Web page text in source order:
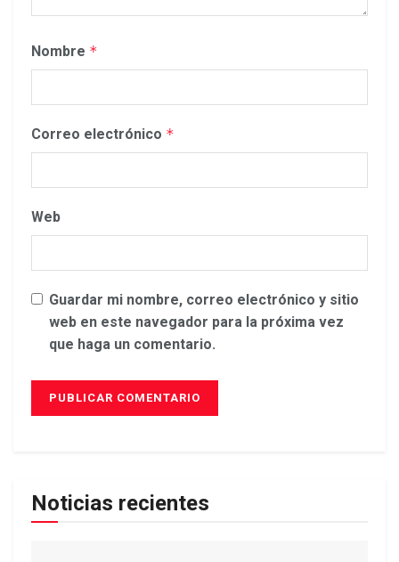
Nombre *
Correo electrónico *
Web
Guardar mi nombre, correo electrónico y sitio
web en este navegador para la próxima vez
que haga un comentario.
Noticias recientes